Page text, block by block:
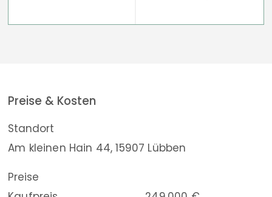
Preise & Kosten
Standort
Am kleinen Hain 44, 15907 Lübben
Preise